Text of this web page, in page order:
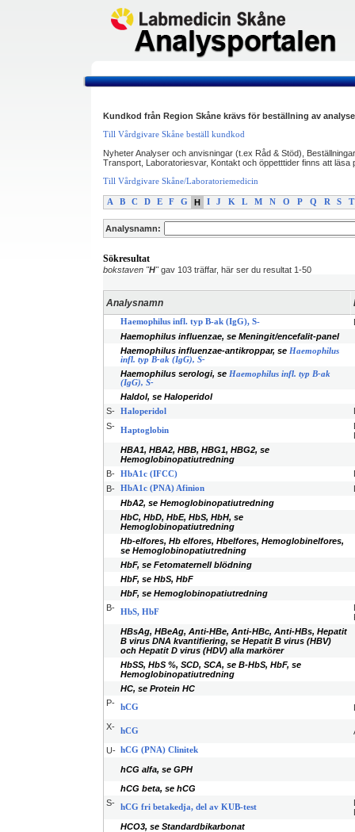
Kundkod från Region Skåne krävs för beställning av
Till Vårdgivare Skåne beställ kundkod
Nyheter Analyser och anvisningar (t.ex Råd & Stöd),
Transport, Laboratoriesvar, Kontakt och öppetttider finns att läsa
Till Vårdgivare Skåne/Laboratoriemedicin
A B C D E F G H I J K L M N O P Q R S T
Analysnamn:
Sökresultat
bokstaven "H"gav 103 träffar, här ser du resultat 1-50
Analysnamn
Haemophilus infl. typ B-ak (IgG), S-
Haemophilus influenzae, se Meningit/encefalit-panel
Haemophilus influenzae-antikroppar, se Haemophilus
infl. typ B-ak (IgG), S-
Haemophilus serologi, se Haemophilus infl. typ B-ak
(IgG), S-
Haldol, se Haloperidol
S-
Haloperidol
S-
Haptoglobin
HBA1, HBA2, HBB, HBG1, HBG2, se
Hemoglobinopatiutredning
B-
HbA1c (IFCC)
B-
HbA1c (PNA) Afinion
HbA2, se Hemoglobinopatiutredning
HbC, HbD, HbE, HbS, HbH, se
Hemoglobinopatiutredning
Hb-elfores, Hb elfores, Hbelfores, Hemoglobinelfores,
se Hemoglobinopatiutredning
HbF, se Fetomaternell blödning
HbF, se HbS, HbF
HbF, se Hemoglobinopatiutredning
B-
HbS, HbF
HBsAg, HBeAg, Anti-HBe, Anti-HBc, Anti-HBs, Hepatit
B virus DNA kvantifiering, se Hepatit B virus (HBV)
och Hepatit D virus (HDV) alla markörer
HbSS, HbS %, SCD, SCA, se B-HbS, HbF, se
Hemoglobinopatiutredning
HC, se Protein HC
P-
hCG
X-
hCG
U- hCG (PNA) Clinitek
hCG alfa, se GPH
hCG beta, se hCG
S-
hCG fri betakedja, del av KUB-test
HCO3, se Standardbikarbonat